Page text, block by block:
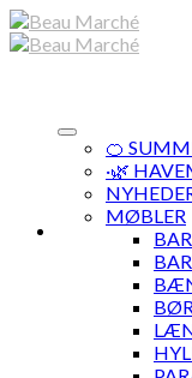
Skip
to
🍊
·🌿
MØBLER